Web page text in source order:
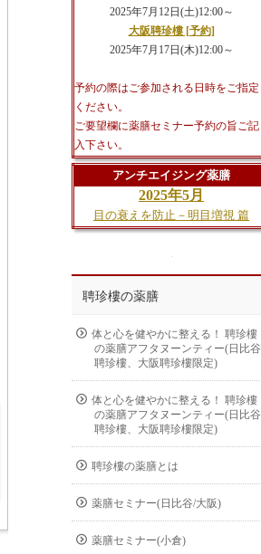
2025年7月12日(土)12:00～
大阪聘珍樓 [予約]
2025年7月17日(木)12:00～
予約の際はご参加される日時をご指定
ください。
ご要望欄に薬膳セミナー予約の旨ご記
入下さい。
アンチエイジング薬膳
2025年5月
目の衰えを防止－明目増視 篇
聘珍樓の薬膳
体と心を健やかに整える！ 聘珍樓
の薬膳アフタヌーンティー(日比谷
聘珍樓、大阪聘珍樓限定)
体と心を健やかに整える！ 聘珍樓
の薬膳アフタヌーンティー(日比谷
聘珍樓、大阪聘珍樓限定)
聘珍樓の薬膳とは
薬膳セミナー(日比谷/大阪)
薬膳セミナー(小倉)